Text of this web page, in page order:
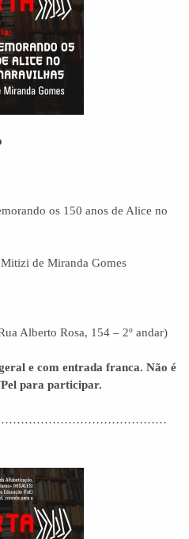
os 150 anos de Alice no
de Miranda Gomes
Alberto Rosa, 154 – 2º andar)
e com entrada franca. Não é
para participar.